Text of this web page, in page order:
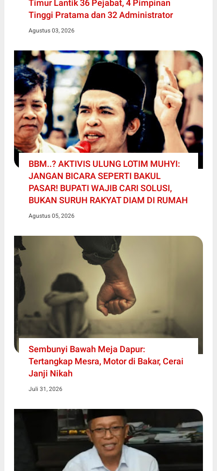
Timur Lantik 36 Pejabat, 4 Pimpinan
Tinggi Pratama dan 32 Administrator
Agustus 03, 2026
BBM..? AKTIVIS ULUNG LOTIM MUHYI:
JANGAN BICARA SEPERTI BAKUL
PASAR! BUPATI WAJIB CARI SOLUSI,
BUKAN SURUH RAKYAT DIAM DI RUMAH
Agustus 05, 2026
Sembunyi Bawah Meja Dapur:
Tertangkap Mesra, Motor di Bakar, Cerai
Janji Nikah
Juli 31, 2026